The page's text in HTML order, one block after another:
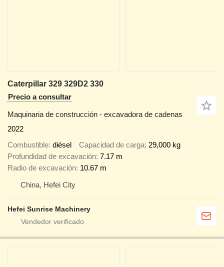
Caterpillar 329 329D2 330
Precio a consultar
Maquinaria de construcción - excavadora de cadenas
2022
Combustible diésel Capacidad de carga 29,000 kg
Profundidad de excavación 7.17 m
Radio de excavación 10.67 m
China, Hefei City
Hefei Sunrise Machinery